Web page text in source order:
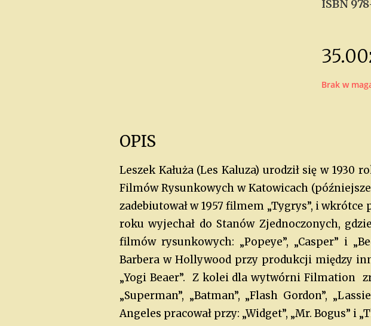
ISBN
35.00
Brak w
OPIS
Leszek Kałuża (Les Kaluza) urodził się w 1930
Filmów Rysunkowych w Katowicach
zadebiutował w 1957 filmem „Tygrys”, i
roku wyjechał do Stanów Zjednoczonych,
filmów rysunkowych: „Popeye”, „Casper” i
Barbera w Hollywood przy produkcji między
„Yogi Beaer”. Z kolei dla wytwórni Filmation
„Superman”, „Batman”, „Flash Gordon”,
Angeles pracował przy: „Widget”, „Mr. Bogus” i